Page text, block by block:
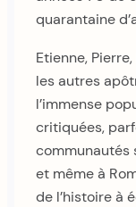
quarantaine
Etienne,
les autres
l’immense
critiquées,
communautés
et même à
de l’histoire à